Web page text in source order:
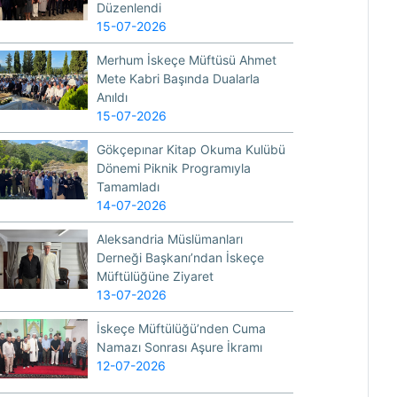
Düzenlendi
15-07-2026
Merhum İskeçe Müftüsü Ahmet
Mete Kabri Başında Dualarla
Anıldı
15-07-2026
Gökçepınar Kitap Okuma Kulübü
Dönemi Piknik Programıyla
Tamamladı
14-07-2026
Aleksandria Müslümanları
Derneği Başkanı’ndan İskeçe
Müftülüğüne Ziyaret
13-07-2026
İskeçe Müftülüğü’nden Cuma
Namazı Sonrası Aşure İkramı
12-07-2026